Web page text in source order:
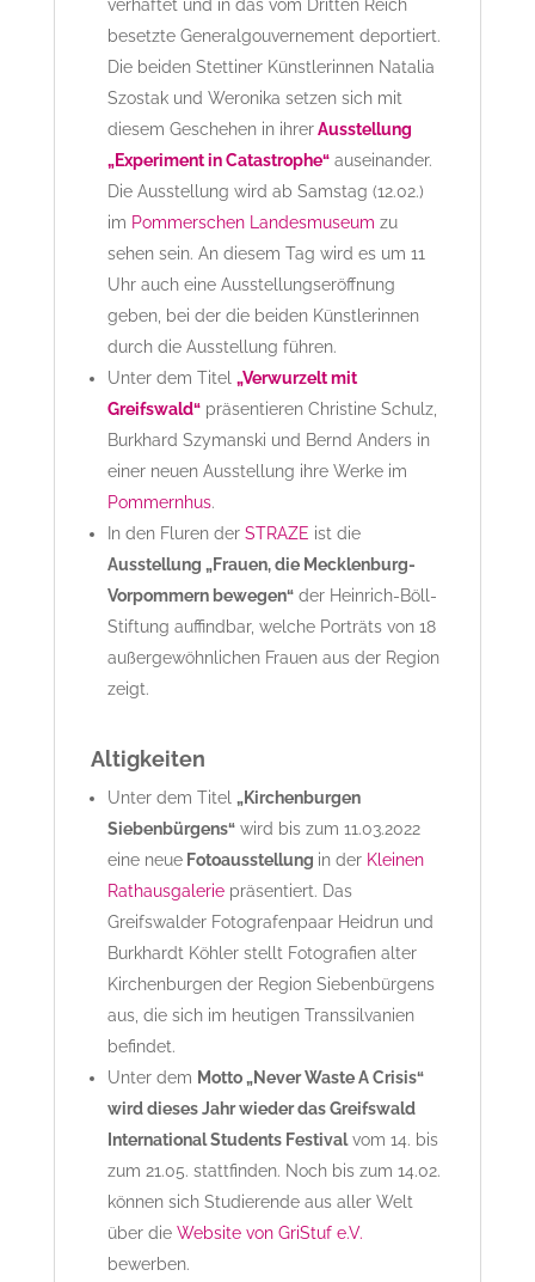
verhaftet und in das vom Dritten Reich
besetzte Generalgouvernement deportiert.
Die beiden Stettiner Künstlerinnen Natalia
Szostak und Weronika setzen sich mit
diesem Geschehen in ihrer Ausstellung
„Experiment in Catastrophe“auseinander.
Die Ausstellung wird ab Samstag (12.02.)
im Pommerschen Landesmuseum zu
sehen sein. An diesem Tag wird es um 11
Uhr auch eine Ausstellungseröffnung
geben, bei der die beiden Künstlerinnen
durch die Ausstellung führen.
Unter dem Titel „Verwurzelt mit
Greifswald“präsentieren Christine Schulz,
Burkhard Szymanski und Bernd Anders in
einer neuen Ausstellung ihre Werke im
Pommernhus.
In den Fluren der STRAZE ist die
Ausstellung „Frauen, die Mecklenburg-
Vorpommern bewegen“der Heinrich-Böll-
Stiftung auffindbar, welche Porträts von 18
außergewöhnlichen Frauen aus der Region
zeigt.
Altigkeiten
Unter dem Titel „Kirchenburgen
Siebenbürgens“wird bis zum 11.03.2022
eine neueFotoausstellung in der Kleinen
Rathausgaleriepräsentiert. Das
Greifswalder Fotografenpaar Heidrun und
Burkhardt Köhler stellt Fotografien alter
Kirchenburgen der Region Siebenbürgens
aus, die sich im heutigen Transsilvanien
befindet.
Unter dem Motto „Never Waste A Crisis“
wird dieses Jahr wieder das Greifswald
International Students Festivalvom 14. bis
zum 21.05. stattfinden. Noch bis zum 14.02.
können sich Studierende aus aller Welt
über die Website von GriStuf e.V.
bewerben.